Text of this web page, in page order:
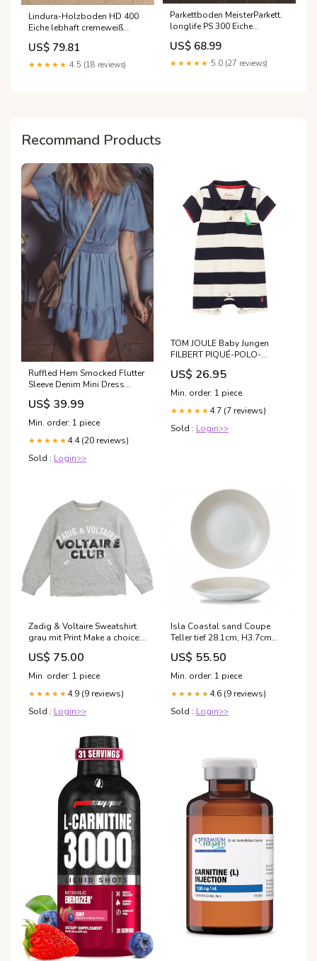
Lindura-Holzboden HD 400
Eiche lebhaft cremeweiß
08937 parkett
US$ 79.81
★★★★★ 4.5 (18 reviews)
Parkettboden MeisterParkett.
longlife PS 300 Eiche
harmonisch kerngeräuchert
09018 Lindura B-Ware
US$ 68.99
★★★★★ 5.0 (27 reviews)
Recommand Products
Ruffled Hem Smocked Flutter
Sleeve Denim Mini Dress
color jumpsuit
US$ 39.99
Min. order: 1 piece
★★★★★ 4.4 (20 reviews)
Sold : Login>>
TOM JOULE Baby Jungen
FILBERT PIQUÉ-POLO-
STRAMPLER Make a
choice:86-92
US$ 26.95
Min. order: 1 piece
★★★★★ 4.7 (7 reviews)
Sold : Login>>
Zadig & Voltaire Sweatshirt
grau mit Print Make a choice:8
Jahre ( 122-128 )
US$ 75.00
Min. order: 1 piece
★★★★★ 4.9 (9 reviews)
Sold : Login>>
Isla Coastal sand Coupe
Teller tief 28.1cm, H3.7cm
Farbe_Messing-finish
US$ 55.50
Min. order: 1 piece
★★★★★ 4.6 (9 reviews)
Sold : Login>>